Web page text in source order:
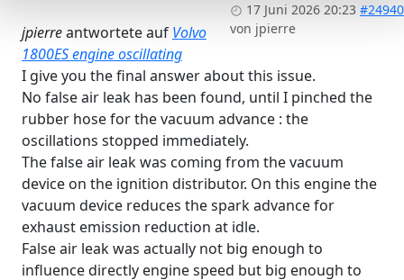
17 Juni 2026 20:23 #24940
von jpierre
jpierreantwortete auf Volvo
1800ES engine oscillating
I give you the final answer about this issue.
No false air leak has been found, until I pinched the
rubber hose for the vacuum advance : the
oscillations stopped immediately.
The false air leak was coming from the vacuum
device on the ignition distributor. On this engine the
vacuum device reduces the spark advance for
exhaust emission reduction at idle.
False air leak was actually not big enough to
influence directly engine speed but big enough to